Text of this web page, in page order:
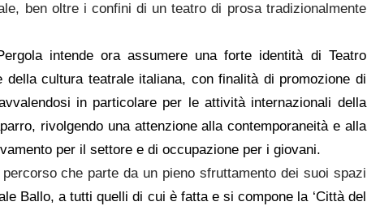
ben oltre i confini di un teatro di prosa tradizionalmente
intende ora assumere una forte identità di Teatro
della cultura teatrale italiana, con finalità di promozione di
in particolare per le attività internazionali della
rivolgendo una attenzione alla contemporaneità e alla
per il settore e di occupazione per i giovani.
che parte da un pieno sfruttamento dei suoi spazi
Ballo, a tutti quelli di cui è fatta e si compone la ‘Città del